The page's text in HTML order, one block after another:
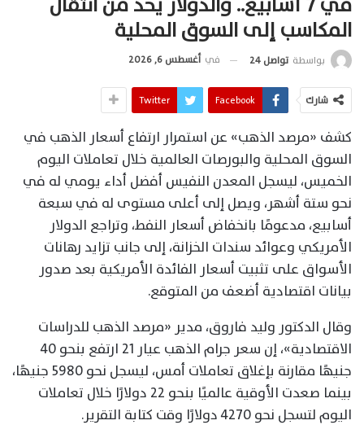
المكاسب إلى السوق المحلية
بواسطة تواصل 24 في أغسطس 6, 2026
شارك Facebook
Twitter
كشف «مرصد الذهب» عن استمرار ارتفاع أسعار الذهب في
السوق المحلية والبورصات العالمية خلال تعاملات اليوم
الخميس، ليسجل المعدن النفيس أفضل أداء يومي له في
نحو ستة أشهر، ويصل إلى أعلى مستوى له في سبعة
أسابيع، مدعومًا بانخفاض أسعار النفط، وتراجع الدولار
الأمريكي وعوائد سندات الخزانة، إلى جانب تزايد رهانات
الأسواق على تثبيت أسعار الفائدة الأمريكية بعد صدور
بيانات اقتصادية أضعف من المتوقع.
وقال الدكتور وليد فاروق، مدير «مرصد الذهب للدراسات
الاقتصادية»، إن سعر جرام الذهب عيار 21 ارتفع بنحو 40
جنيهًا مقارنة بإغلاق تعاملات أمس، ليسجل نحو 5980 جنيهًا،
بينما صعدت الأوقية عالميًا بنحو 22 دولارًا خلال تعاملات
اليوم لتسجل نحو 4270 دولارًا وقت كتابة التقرير.